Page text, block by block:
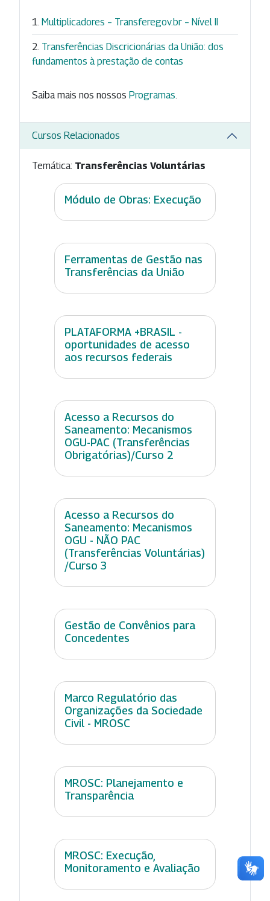
Multiplicadores – Transferegov.br – Nível II
Transferências Discricionárias da União: dos
fundamentos à prestação de contas
Saiba mais nos nossos Programas
Cursos Relacionados
Temática: Transferências Voluntárias
Módulo de Obras: Execução
Ferramentas de Gestão nas
Transferências da União
PLATAFORMA +BRASIL -
oportunidades de acesso
aos recursos federais
Acesso a Recursos do
Saneamento: Mecanismos
OGU-PAC (Transferências
Obrigatórias)/Curso 2
Acesso a Recursos do
Saneamento: Mecanismos
OGU - NÃO PAC
(Transferências Voluntárias)
/Curso 3
Gestão de Convênios para
Concedentes
Marco Regulatório das
Organizações da Sociedade
Civil - MROSC
MROSC: Planejamento e
Transparência
MROSC: Execução,
Monitoramento e Avaliação